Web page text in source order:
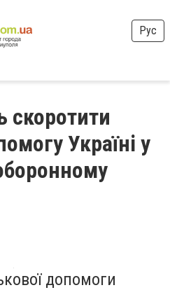
Рус
Україні у
допомоги